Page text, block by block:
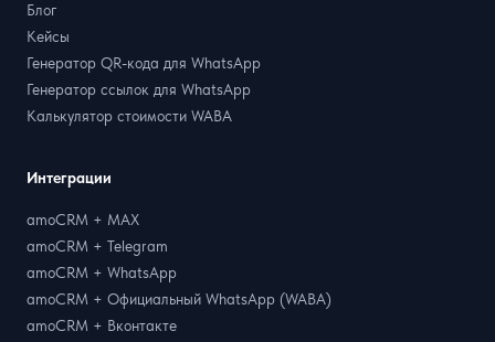
Интеграции
amoCRM + MAX
amoCRM + Telegram
amoCRM + WhatsApp
amoCRM + Официальный WhatsApp (WABA)
amoCRM + Вконтакте
Блог
Кейсы
Генератор QR-кода для WhatsApp
Генератор ссылок для WhatsApp
Калькулятор стоимости WABA